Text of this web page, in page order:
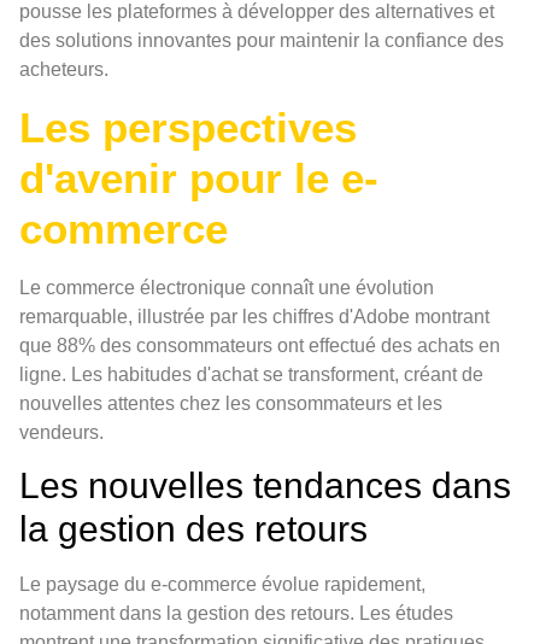
pousse les plateformes à développer des alternatives et
des solutions innovantes pour maintenir la confiance des
acheteurs.
Les perspectives
d'avenir pour le e-
commerce
Le commerce électronique connaît une évolution
remarquable, illustrée par les chiffres d'Adobe montrant
que 88% des consommateurs ont effectué des achats en
ligne. Les habitudes d'achat se transforment, créant de
nouvelles attentes chez les consommateurs et les
vendeurs.
Les nouvelles tendances dans
la gestion des retours
Le paysage du e-commerce évolue rapidement,
notamment dans la gestion des retours. Les études